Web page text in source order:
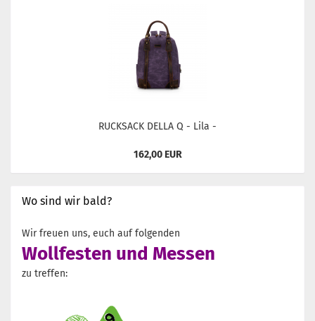
RUCKSACK DELLA Q - Lila -
162,00 EUR
Wo sind wir bald?
Wir freuen uns, euch auf folgenden
Wollfesten und Messen
zu treffen: